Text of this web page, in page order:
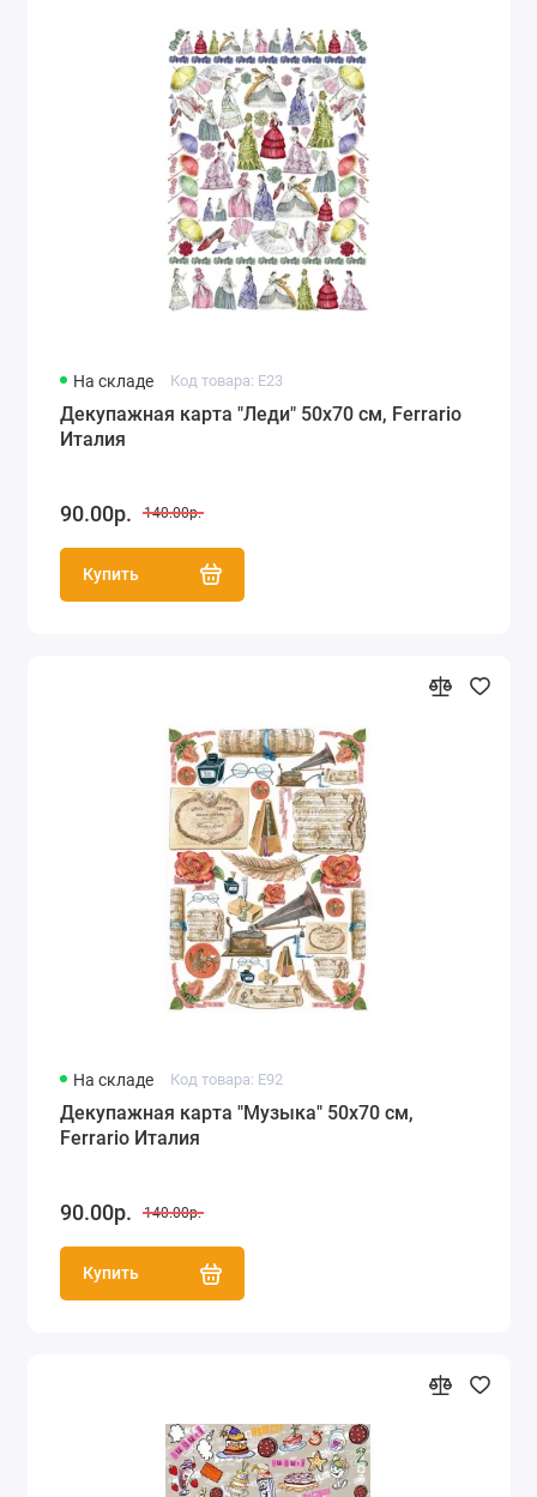
На складе Код товара: E23
Декупажная карта "Леди" 50х70 см, Ferrario
Италия
90.00р. 140.00р.
Купить
На складе Код товара: E92
Декупажная карта "Музыка" 50х70 см,
Ferrario Италия
90.00р. 140.00р.
Купить